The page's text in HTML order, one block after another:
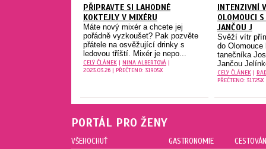
PŘIPRAVTE SI LAHODNÉ
KOKTEJLY V MIXÉRU
Máte nový mixér a chcete jej
pořádně vyzkoušet? Pak pozvěte
přátele na osvěžující drinky s
ledovou tříští. Mixér je nepo...
CELÝ ČLÁNEK | NINA ALBERTOVÁ |
2023.03.26 | PŘEČTENO: 31905X
INTENZIVNÍ
OLOMOUCI
JANČOU J
Svěží vítr
do Olomouce
tanečníka
Jančou
CELÝ ČLÁNEK|
PŘEČTENO: 31725X
PORTÁL PRO ŽENY
VŠEHOCHUŤ GASTRONOMIE